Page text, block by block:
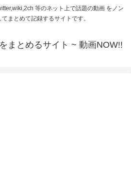
等のネット上で話題の動画 をノン
まとめて記録するサイトです。
まとめるサイト ~ 動画NOW!!